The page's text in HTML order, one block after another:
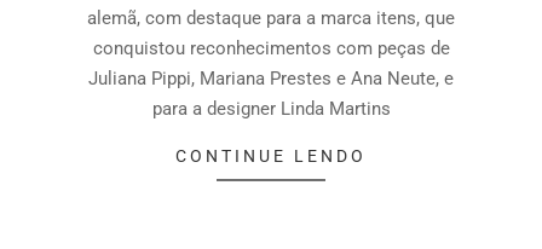
alemã, com destaque para a marca itens, que
conquistou reconhecimentos com peças de
Juliana Pippi, Mariana Prestes e Ana Neute, e
para a designer Linda Martins
CONTINUE LENDO